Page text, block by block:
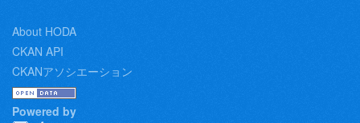
About HODA
CKAN API
CKANアソシエーション
Powered by